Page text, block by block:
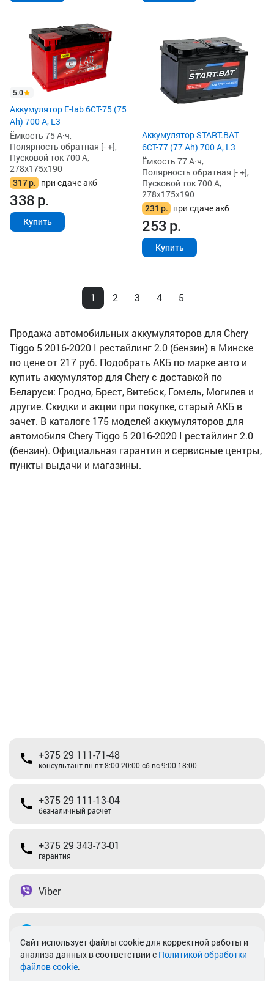
5.0
Аккумулятор E-lab 6СТ-75 (75
Ah) 700 А, L3
Ёмкость 75 А·ч,
Полярность обратная [- +],
Пусковой ток 700 А,
278x175x190
317р. при сдаче акб
338р.
Купить
Аккумулятор START.BAT
6СТ-77 (77 Ah) 700 А, L3
Ёмкость 77 А·ч,
Полярность обратная [- +],
Пусковой ток 700 А,
278x175x190
231 р. при сдаче акб
253р.
Купить
1 2 3 4 5
Продажа автомобильных аккумуляторов для Chery
Tiggo 5 2016-2020 I рестайлинг 2.0 (бензин) в Минске
по цене от 217 руб. Подобрать АКБ по марке авто и
купить аккумулятор для Chery с доставкой по
Беларуси: Гродно, Брест, Витебск, Гомель, Могилев и
другие. Скидки и акции при покупке, старый АКБ в
зачет. В каталоге 175 моделей аккумуляторов для
автомобиля Chery Tiggo 5 2016-2020 I рестайлинг 2.0
(бензин). Официальная гарантия и сервисные центры,
пункты выдачи и магазины.
+375 29 111-71-48
консультант пн-пт 8:00-20:00 сб-вс 9:00-18:00
+375 29 111-13-04
безналичный расчет
+375 29 343-73-01
гарантия
Viber
info@akkamulik.by
Cайт использует файлы cookie для корректной работы и
анализа данных в соответствии с Политикой обработки
файлов cookie.